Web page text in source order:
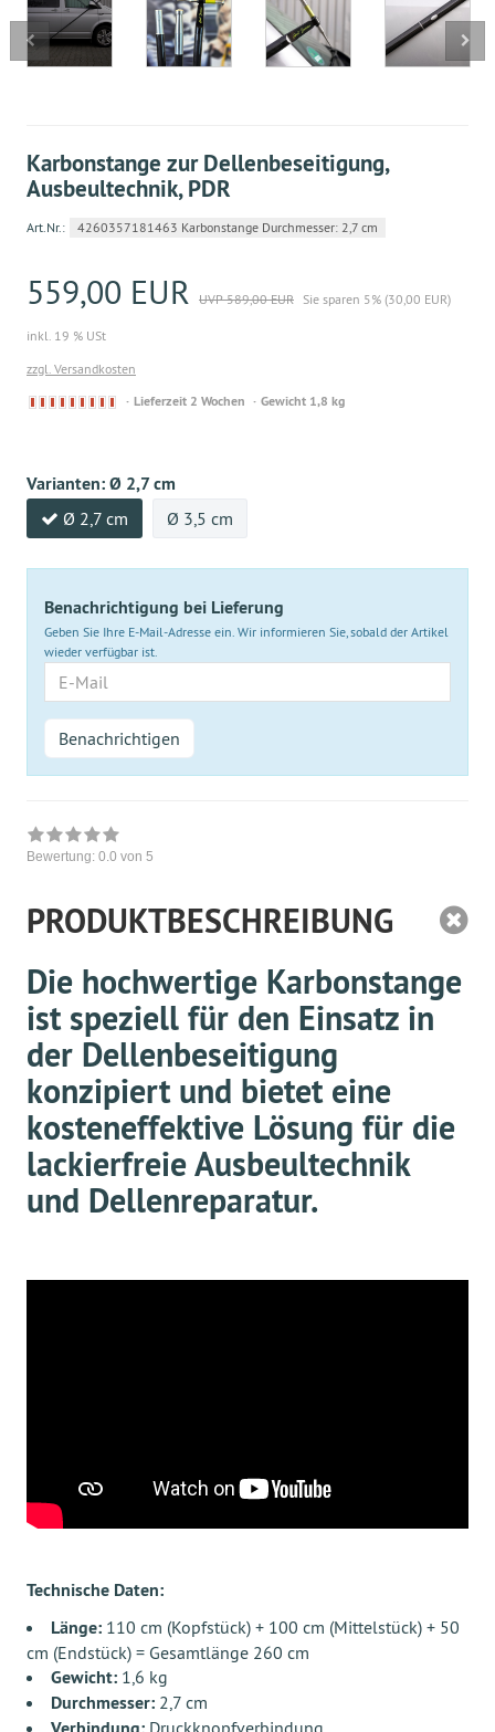
Karbonstange zur Dellenbeseitigung,
Ausbeultechnik, PDR
Art.Nr.: 4260357181463 Karbonstange Durchmesser: 2,7 cm
559,00 EUR UVP 589,00 EUR Sie sparen 5% (30,00 EUR)
inkl. 19 % USt
zzgl. Versandkosten
Derzeit
Lieferzeit 2 Wochen Gewicht 1,8 kg
Varianten:Ø 2,7 cm
Ø 2,7 cm Ø 3,5 cm
Benachrichtigung bei Lieferung
Geben Sie Ihre E-Mail-Adresse ein. Wir informieren Sie, sobald der Artikel
wieder verfügbar ist.
Mail
Benachrichtigen
Bewertung: 0.0 von 5
PRODUKTBESCHREIBUNG
Die hochwertige Karbonstange
ist speziell für den Einsatz in
der Dellenbeseitigung
konzipiert und bietet eine
kosteneffektive Lösung für die
lackierfreie Ausbeultechnik
und Dellenreparatur.
Technische Daten:
Länge: 110 cm (Kopfstück) + 100 cm (Mittelstück) + 50
cm (Endstück) = Gesamtlänge 260 cm
Gewicht: 1,6 kg
Durchmesser: 2,7 cm
Druckknopfverbindung